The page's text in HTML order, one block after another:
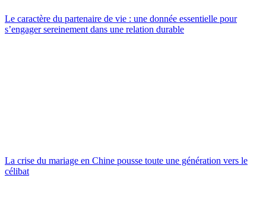
Le caractère du partenaire de vie : une donnée essentielle pour
s’engager sereinement dans une relation durable
La crise du mariage en Chine pousse toute une génération vers le
célibat